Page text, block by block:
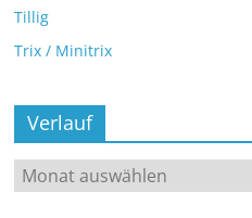
Tillig
Trix / Minitrix
Verlauf